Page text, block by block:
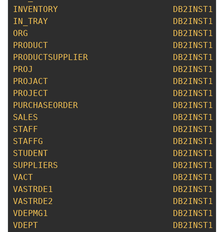
INVENTORY
DB2INST1
IN_TRAY
DB2INST1
ORG
DB2INST1
PRODUCT
DB2INST1
PRODUCTSUPPLIER
DB2INST1
PROJ
DB2INST1
PROJACT
DB2INST1
PROJECT
DB2INST1
PURCHASEORDER
DB2INST1
SALES
DB2INST1
STAFF
DB2INST1
STAFFG
DB2INST1
STUDENT
DB2INST1
SUPPLIERS
DB2INST1
VACT
DB2INST1
VASTRDE1
DB2INST1
VASTRDE2
DB2INST1
VDEPMG1
DB2INST1
VDEPT
DB2INST1